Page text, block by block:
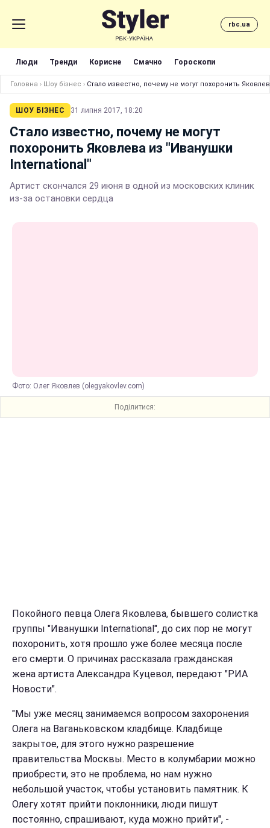
rbc.ua
Люди Тренди Корисне Смачно Гороскопи
Головна › Шоу бізнес › Стало известно, почему не могут похоронить
ШОУ БІЗНЕС 31 липня 2017, 18:20
Стало известно, почему не могут
похоронить Яковлева из "Иванушки
International"
Артист скончался 29 июня в одной из московских клиник
из-за остановки сердца
Фото: Олег Яковлев (olegyakovlev.com)
Поділитися:
Покойного певца Олега Яковлева, бывшего солистка
группы "Иванушки International", до сих пор не могут
похоронить, хотя прошло уже более месяца после
его смерти. О причинах рассказала гражданская
жена артиста Александра Куцевол, передают "РИА
Новости".
"Мы уже месяц занимаемся вопросом захоронения
Олега на Ваганьковском кладбище. Кладбище
закрытое, для этого нужно разрешение
правительства Москвы. Место в колумбарии можно
приобрести, это не проблема, но нам нужно
небольшой участок, чтобы установить памятник. К
Олегу хотят прийти поклонники, люди пишут
постоянно, спрашивают, куда можно прийти", -